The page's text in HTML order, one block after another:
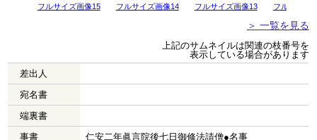
フルサイズ画像15 フルサイズ画像14 フルサイズ画像13 フルサイズ
＞ 一覧を見る
上記のサムネイルは関連の枝番号を
表示している場合があります
差出人
宛名書
端裏書
事書
仁安二年眞言院後七日御修法請僧●名事